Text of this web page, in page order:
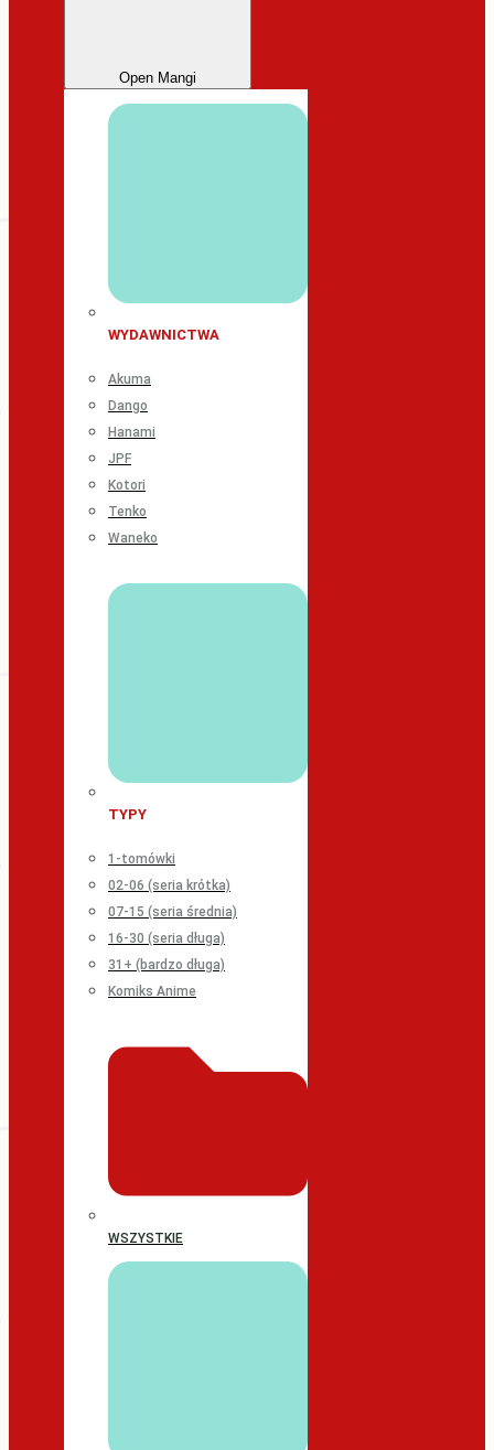
Open Mangi
WYDAWNICTWA
Akuma
Dango
Hanami
JPF
Kotori
Tenko
Waneko
TYPY
1-tomówki
02-06 (seria krótka)
07-15 (seria średnia)
16-30 (seria długa)
31+ (bardzo długa)
Komiks Anime
WSZYSTKIE